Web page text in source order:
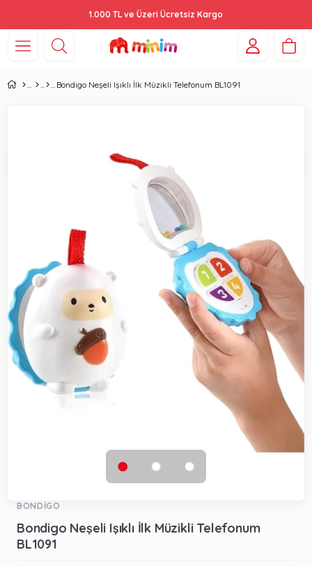
1.000 TL ve Üzeri Ücretsiz Kargo
Bondigo Neşeli Işıklı İlk Müzikli Telefonum BL1091
BONDİGO
Bondigo Neşeli Işıklı İlk Müzikli Telefonum
BL1091